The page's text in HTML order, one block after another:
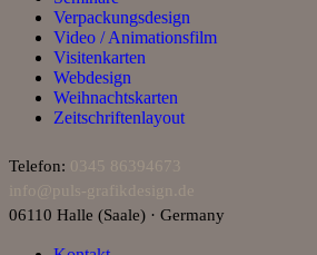
Verpackungsdesign
Video / Animationsfilm
Visitenkarten
Webdesign
Weihnachtskarten
Zeitschriftenlayout
Telefon: 0345 86394673
info@puls‑grafikdesign.de
06110 Halle (Saale) · Germany